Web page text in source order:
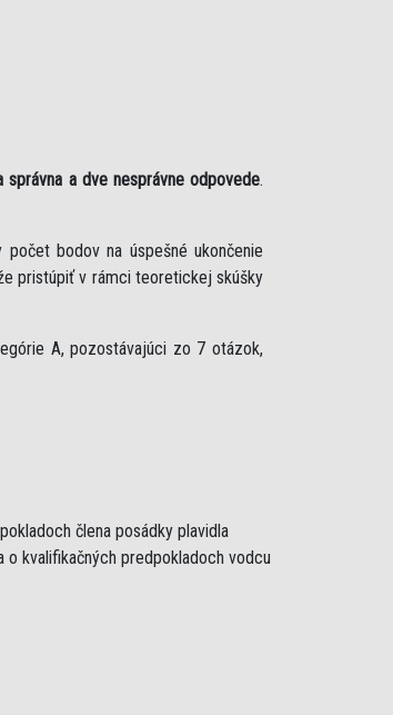
správna a dve nesprávne odpovede.
počet bodov na úspešné ukončenie
pristúpiť v rámci teoretickej skúšky
A, pozostávajúci zo 7 otázok,
člena posádky plavidla
kvalifikačných predpokladoch vodcu